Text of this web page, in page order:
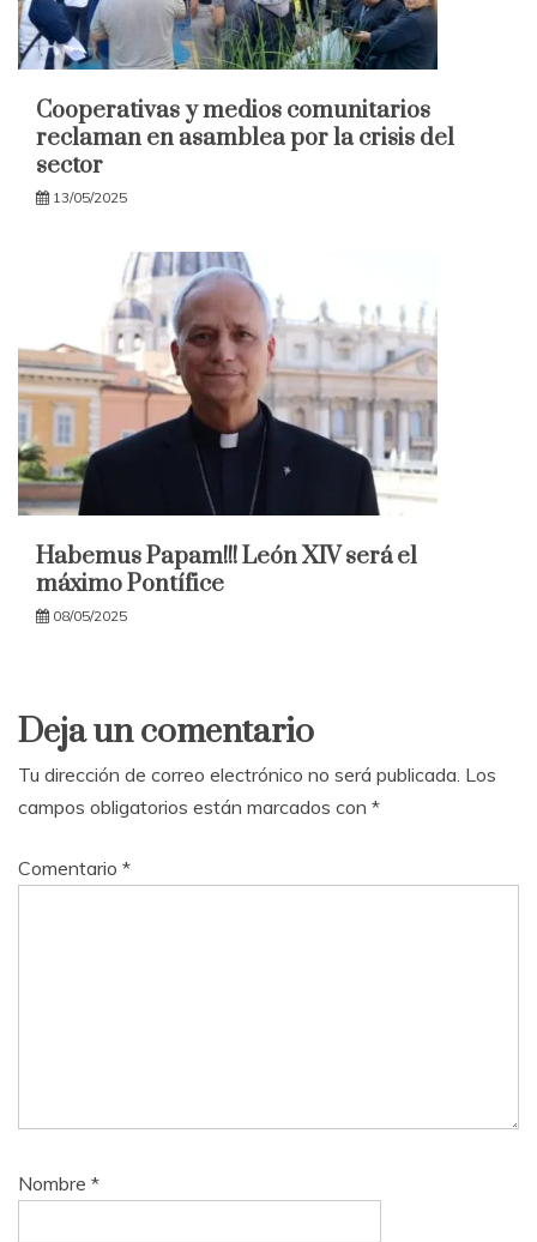
Cooperativas y medios comunitarios
reclaman en asamblea por la crisis del
sector
13/05/2025
Habemus Papam!!! León XIV será el
máximo Pontífice
08/05/2025
Deja un comentario
Tu dirección de correo electrónico no será publicada. Los
campos obligatorios están marcados con *
Comentario *
Nombre *